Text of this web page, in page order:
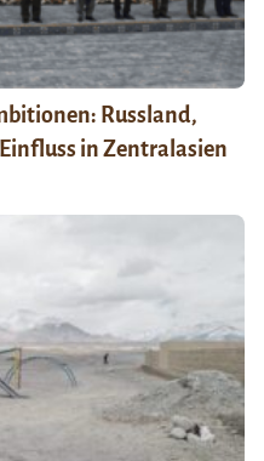
Russland,
in Zentralasien